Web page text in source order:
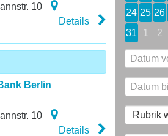
10
Details
Berlin
10
Details
24 25 26
31
1 2